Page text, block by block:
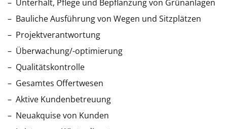
Unterhalt, Pflege und Bepflanzung von Grünanlagen
Bauliche Ausführung von Wegen und Sitzplätzen
Projektverantwortung
Überwachung/-optimierung
Qualitätskontrolle
Gesamtes Offertwesen
Aktive Kundenbetreuung
Neuakquise von Kunden